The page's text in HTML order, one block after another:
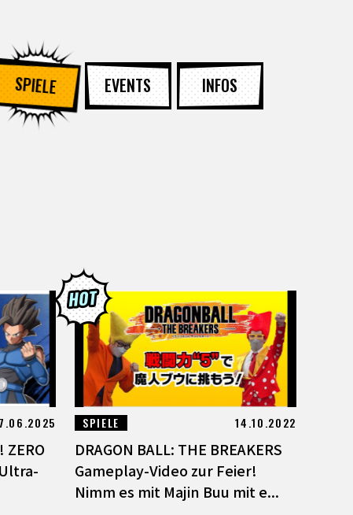
SPIELE EVENTS INFOS
ZERO
SPIELE 14.10.2022
DRAGON BALL: THE BREAKERS
Gameplay-Video zur Feier!
Nimm es mit Majin Buu mit e...